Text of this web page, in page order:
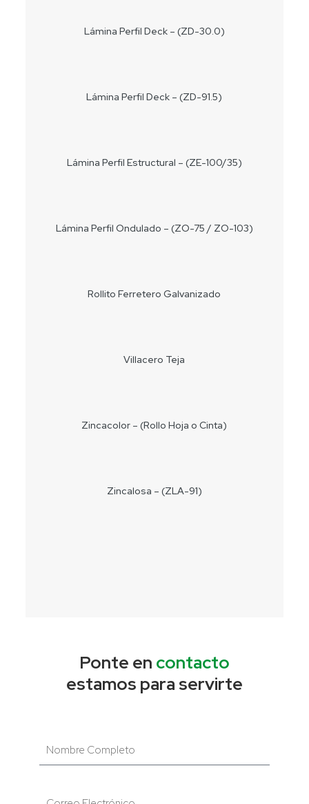
Lámina Perfil Deck – (ZD-30.0)
Lámina Perfil Deck – (ZD-91.5)
Lámina Perfil Estructural – (ZE-100/35)
Lámina Perfil Ondulado – (ZO-75 / ZO-103)
Rollito Ferretero Galvanizado
Villacero Teja
Zincacolor – (Rollo Hoja o Cinta)
Zincalosa – (ZLA-91)
Ponte en contacto
estamos para servirte